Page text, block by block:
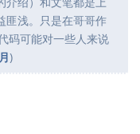
匪浅。只是在哥哥作
码可能对一些人来说
)